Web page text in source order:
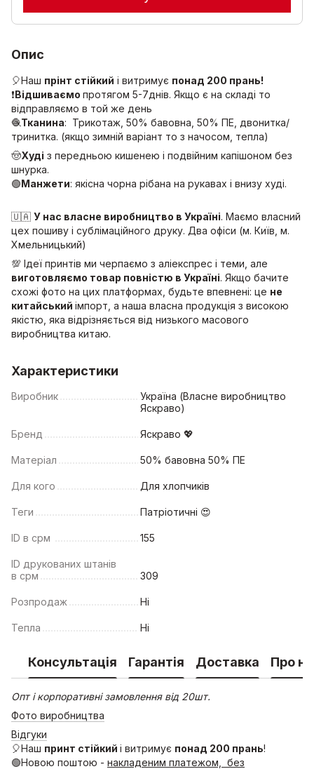
Опис
🎈Наш прінт стійкий і витримує понад 200 прань!
❗️Відшиваємо протягом 5-7днів. Якщо є на складі то
відправляємо в той же день
🧶Тканина: Трикотаж, 50% бавовна, 50% ПЕ, двонитка/
тринитка. (якщо зимній варіант то з начосом, тепла)
🤠Худі з передньою кишенею і подвійним капішоном без
шнурка.
🟢Манжети: якісна чорна рібана на рукавах і внизу худі.
🇺🇦 У нас власне виробництво в Україні. Маємо власний
цех пошиву і сублімаційного друку. Два офіси (м. Київ, м.
Хмельницький)
💯 Ідеї принтів ми черпаємо з аліекспрес і теми, але
виготовляємо товар повністю в Україні. Якщо бачите
схожі фото на цих платформах, будьте впевнені: це не
китайський імпорт, а наша власна продукція з високою
якістю, яка відрізняється від низького масового
виробництва китаю.
Характеристики
Виробник
Україна (Власне виробництво
Яскраво)
Бренд Яскраво 💖
Матеріал 50% бавовна 50% ПЕ
Для кого Для хлопчиків
Теги Патріотичні 😍
ID в срм 155
ID друкованих штанів
в срм
309
Розпродаж Ні
Тепла Ні
Консультація Гарантія Доставка Про
Опт і корпоративні замовлення від 20шт.
Фото виробництва
Відгуки
🎈Наш принт стійкий і витримує понад 200 прань!
🟢Новою поштою - накладеним платежом, без